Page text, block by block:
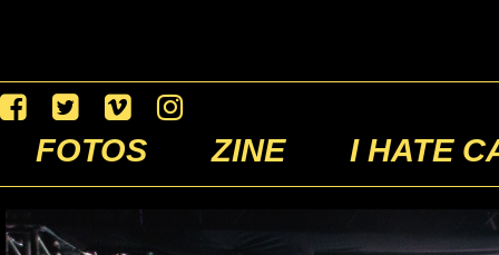
FOTOS ZINE I HATE